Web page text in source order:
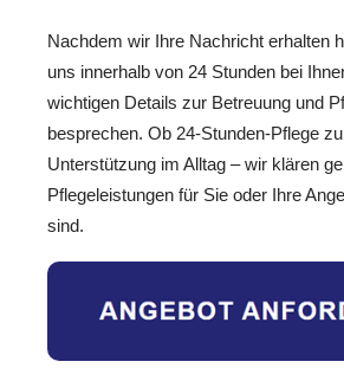
Nachdem wir Ihre Nachricht erhalten
uns innerhalb von 24 Stunden bei
wichtigen Details zur Betreuung und
besprechen. Ob 24-Stunden-Pflege
Unterstützung im Alltag – wir klären
Pflegeleistungen für Sie oder Ihre
sind.